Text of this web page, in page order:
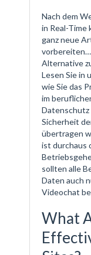
Nach dem
in Real-Time
ganz neue
Alternative
Lesen Sie in
wie Sie das
im
Datenschutz
Sicherheit
übertragen
ist durchaus
sollten alle
Daten auch
Videochat
What